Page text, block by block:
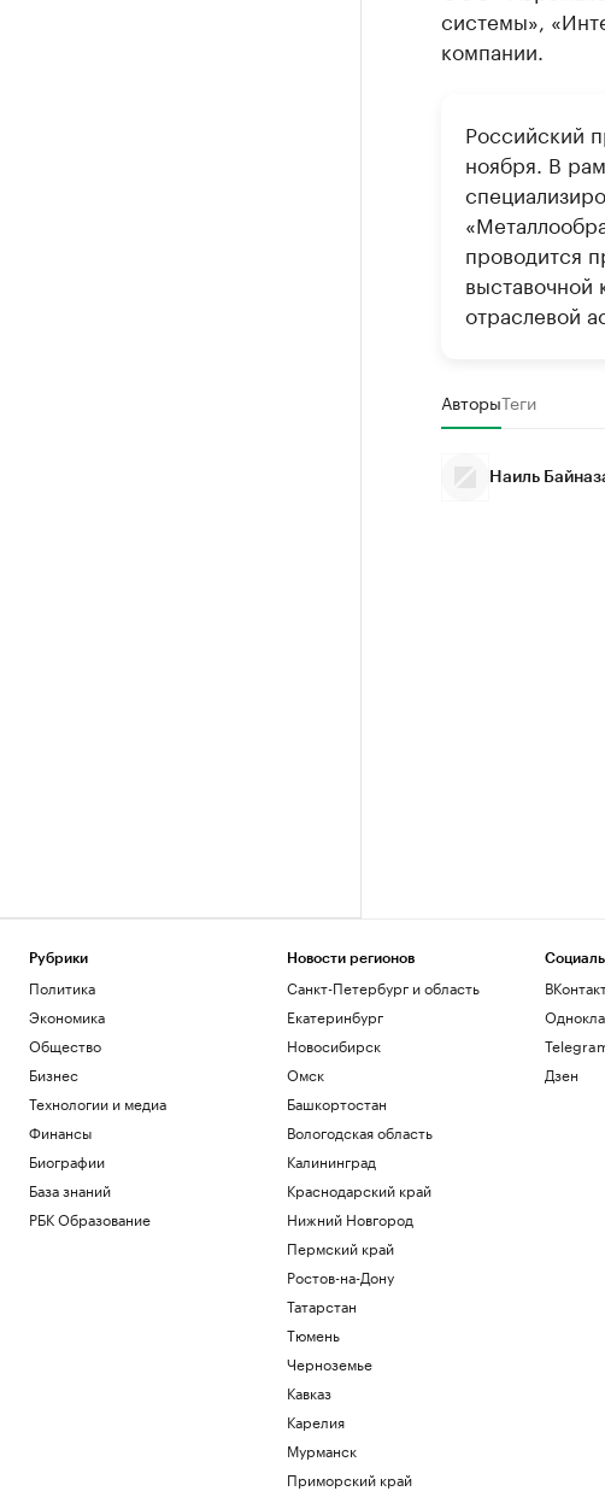
системы»,
компании.
Российский
ноября. В
проводится
отраслевой
АвторыТеги
Наиль
Рубрики
Политика
Экономика
Общество
Бизнес
Технологии и медиа
Финансы
Биографии
База знаний
РБК Образование
Новости регионов
Санкт-Петербург и область
Екатеринбург
Новосибирск
Омск
Башкортостан
Вологодская область
Калининград
Краснодарский край
Нижний Новгород
Пермский край
Ростов-на-Дону
Татарстан
Тюмень
Черноземье
Кавказ
Карелия
Мурманск
Приморский край
Дзен